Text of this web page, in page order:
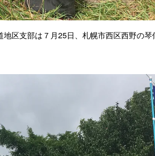
区支部は７月25日、札幌市西区西野の琴